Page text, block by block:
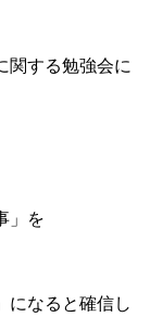
関する勉強会に
」を
になると確信し